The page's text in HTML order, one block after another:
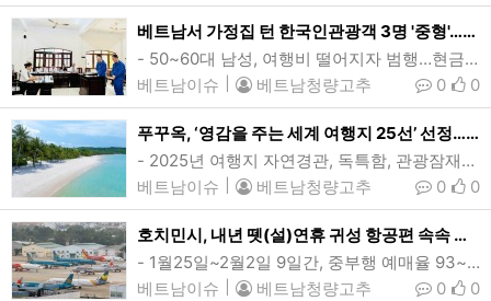
베트남서 가정집 턴 한국인관광객 3명 '중형'…징역 7~9년
- 50~60대 남성, 여행비 떨어지자 범행…현금•귀금속 3억동(1.2만달러) 상당- 만 하루도 안돼 검거…3명중 2명 절도 전과 2~3범베트남에서 가정집을 털었던 한국인 50~60대 남성 3명이 징역 7~9년형을 선고받았다. 이들은 베트남에서 형기를 마친 뒤 한국으로 추방된다. (사진=VnExpress/Thai Ha)[인사이드비나=호치민, 투 탄(Thu thanh) 기자] 베트남에서 가정집을 털었던 한국 50~60대 남성 3명이 징역 7~9년의 중형을 선고받았다.현지매체 VN익스프레스(VnExpress)에 따르면 남부 동…
베트남이슈
베트남청량고추 0
0
푸꾸옥, ‘영감을 주는 세계 여행지 25선’ 선정…美 트래블+레저
- 2025년 여행지 자연경관, 독특함, 관광잠재력 등 기준 선정- “11월~이듬해 4월 방문 최적기”…야시장, 국립공원 탐방 추천베트남 최대 자연섬인 푸꾸옥의 해변. 푸꾸옥이 미국 여행전문업체 트래블+레저의 '2025년 영감을 주는 세계 여행지'중 하나로 꼽혔다. (사진=SG)[인사이드비나=호치민, 응웬 늇(Nguyen nhut) 기자] 베트남 최대 자연섬인 푸꾸옥(Phu Quoc)이 영감을 주는 세계 여행지에 이름을 올렸다.미국 여행전문매체 트래블+레저(Travel+Leisure)는 '2025년 영감을…
베트남이슈
베트남청량고추 0
0
호치민시, 내년 뗏(설)연휴 귀성 항공편 속속 매진
- 1월25일~2월2일 9일간, 중부행 예매율 93~100%...역귀성 수요 낮아- 호치민-하노이 편도 340만~360만동(134~141달러), 평일대비 17~20%↑호치민 떤선녓공항에 주기중인 항공기. 베트남의 최대명절인 뗏(설)이 두달 앞으로 다가온 가운데 호치민시에서 각 지방으로 향하는 귀성 항공편이 속속 매진에 이르고 있다. (사진=VnExpress/Giang Huy)[인사이드비나=호치민, 투 탄(Thu thanh) 기자] 베트남 최대명절인 뗏(Tet 설)이 두달 앞으로 다가온 가운데 호치민시에서 …
베트남이슈
베트남청량고추 0
0